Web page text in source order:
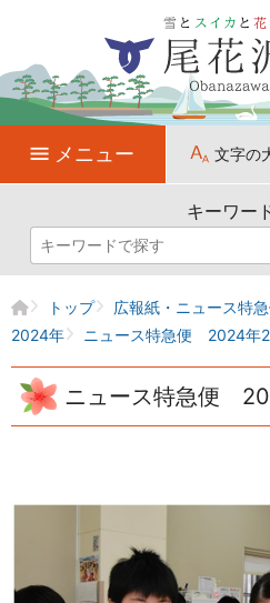
メニュー 文字の
キーワー
トップ 広報紙・ニュース特
2024年
ニュース特急便 2024年2
ニュース特急便